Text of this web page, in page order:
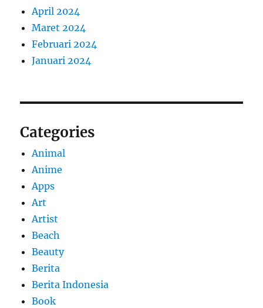
April 2024
Maret 2024
Februari 2024
Januari 2024
Categories
Animal
Anime
Apps
Art
Artist
Beach
Beauty
Berita
Berita Indonesia
Book